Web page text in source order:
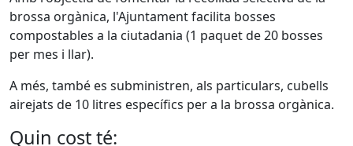
brossa orgànica, l'Ajuntament facilita bosses
compostables a la ciutadania (1 paquet de 20 bosses
per mes i llar).
A més, també es subministren, als particulars, cubells
airejats de 10 litres específics per a la brossa orgànica.
Quin cost té: